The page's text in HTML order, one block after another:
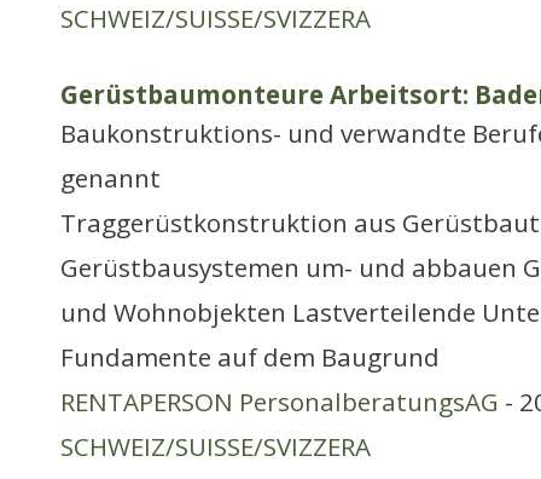
SCHWEIZ/SUISSE/SVIZZERA
Gerüstbaumonteure Arbeitsort:
Baukonstruktions- und verwandte
genannt
Traggerüstkonstruktion aus
Gerüstbausystemen um- und abbauen
und Wohnobjekten Lastverteilende
Fundamente auf dem Baugrund
RENTAPERSON PersonalberatungsAG -
SCHWEIZ/SUISSE/SVIZZERA